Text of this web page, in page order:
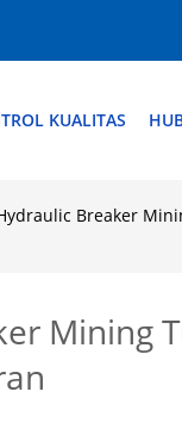
KUALITAS
Breaker
Mining